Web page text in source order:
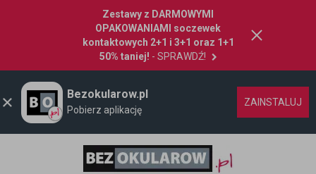
Zestawy z DARMOWYMI
OPAKOWANIAMI soczewek
kontaktowych 2+1 i 3+1 oraz 1+1
50% taniej! - SPRAWDŹ!
Bezokularow.pl
Pobierz aplikację
ZAINSTALUJ